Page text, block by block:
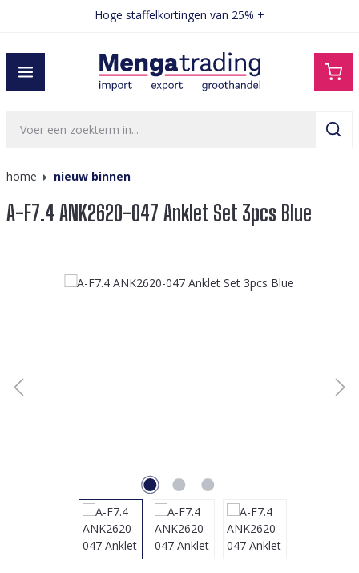
Hoge staffelkortingen van 25% +
home nieuw binnen
A-F7.4 ANK2620-047 Anklet Set 3pcs Blue
Afbeeldingengalerij overslaan